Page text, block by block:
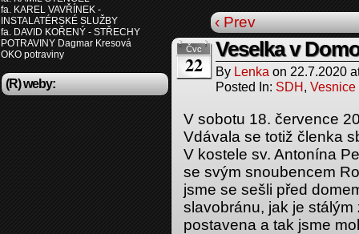
fa. KAREL VAVŘÍNEK -
INSTALATÉRSKÉ SLUŽBY
fa. DAVID KOŘENÝ - STŘECHY
POTRAVINY Dagmar Kresová
OKO potraviny
(R) weby:
‹ Prev
Čvc
22
Veselka v
By Lenka on 22.7.2020
Posted In: SDH, Vesnice
V sobotu 18. července
Vdávala se totiž členka
V kostele sv. Antonína
se svým snoubencem
jsme se sešli před
slavobránu, jak je
postavena a tak jsme